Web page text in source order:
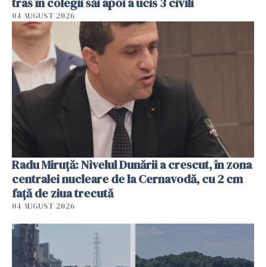
04 AUGUST 2026
Radu Miruţă: Nivelul Dunării a crescut, în zona
centralei nucleare de la Cernavodă, cu 2 cm
faţă de ziua trecută
04 AUGUST 2026